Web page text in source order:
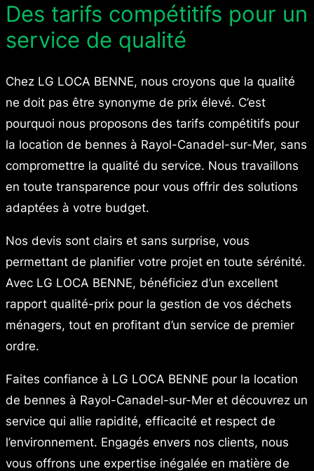
Des tarifs compétitifs pour un
service de qualité
Chez LG LOCA BENNE, nous croyons que la qualité
ne doit pas être synonyme de prix élevé. C’est
pourquoi nous proposons des tarifs compétitifs pour
la location de bennes à Rayol-Canadel-sur-Mer, sans
compromettre la qualité du service. Nous travaillons
en toute transparence pour vous offrir des solutions
adaptées à votre budget.
Nos devis sont clairs et sans surprise, vous
permettant de planifier votre projet en toute sérénité.
Avec LG LOCA BENNE, bénéficiez d’un excellent
rapport qualité-prix pour la gestion de vos déchets
ménagers, tout en profitant d’un service de premier
ordre.
Faites confiance à LG LOCA BENNE pour la location
de bennes à Rayol-Canadel-sur-Mer et découvrez un
service qui allie rapidité, efficacité et respect de
l’environnement. Engagés envers nos clients, nous
vous offrons une expertise inégalée en matière de